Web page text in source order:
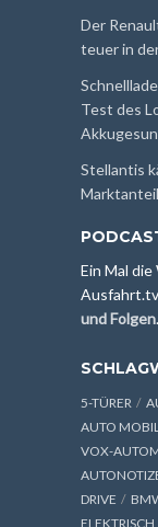
Der
teuer in
Test des
Stellantis
Ein Mal
und Folgen.
5-TÜRER
AUTO
VOX-
DRIVE
ELEKTRISCH